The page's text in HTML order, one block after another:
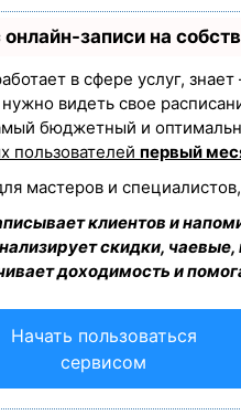
записи на
в сфере услуг,
нужно видеть свое
бюджетный и
пользователей первый
мастеров и
клиентов и
скидки,
доходимость и
Начать пользоваться
сервисом